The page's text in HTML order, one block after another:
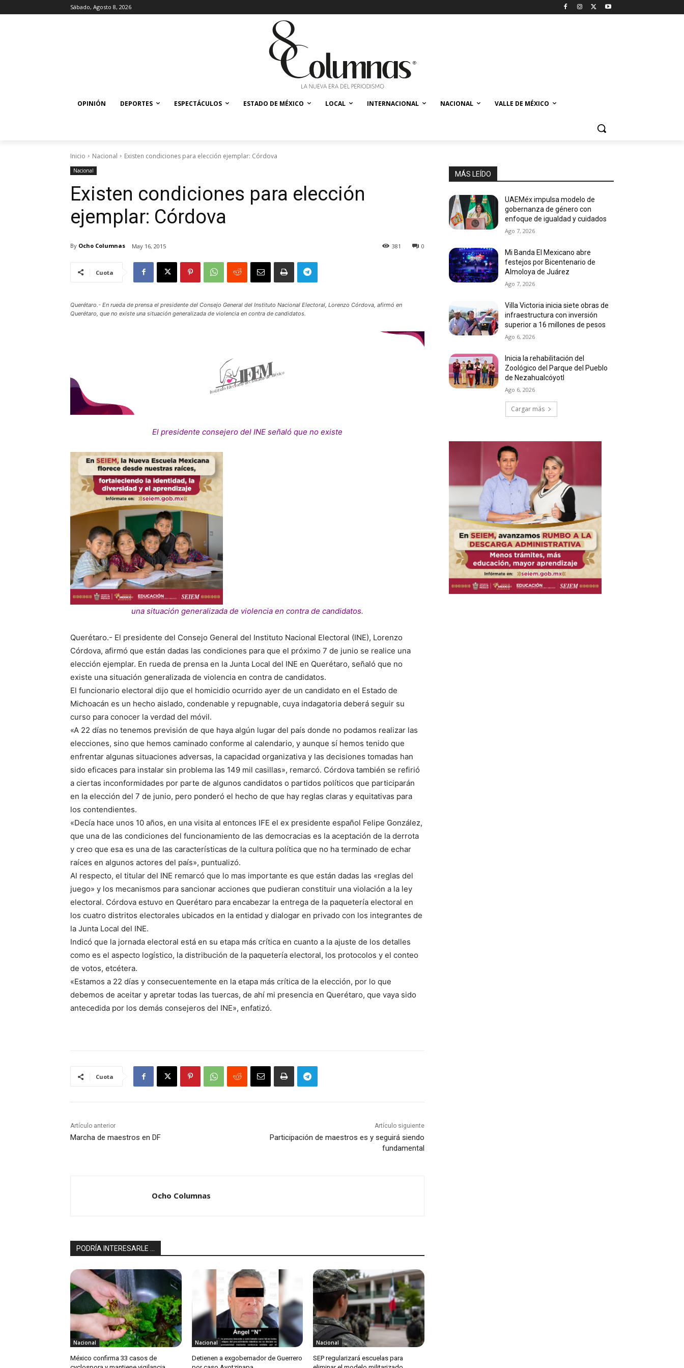
Sábado, Agosto 8, 2026
OPINIÓN DEPORTES ESPECTÁCULOS ESTADO DE MÉXICO LOCAL INTERNACIONAL NACIONAL VALLE DE MÉXICO
Inicio Nacional Existen condiciones para elección ejemplar: Córdova
Nacional
Existen condiciones para elección
ejemplar: Córdova
By Ocho Columnas May 16, 2015 0
381
Cuota
Querétaro.- En rueda de prensa el presidente del Consejo General del Instituto Nacional Electoral, Lorenzo Córdova, afirmó en
Querétaro, que no existe una situación generalizada de violencia en contra de candidatos.
El presidente consejero del INE señaló que no existe
una situación generalizada de violencia en contra de candidatos.
Querétaro.- El presidente del Consejo General del Instituto Nacional Electoral (INE), Lorenzo
Córdova, afirmó que están dadas las condiciones para que el próximo 7 de junio se realice una
elección ejemplar. En rueda de prensa en la Junta Local del INE en Querétaro, señaló que no
existe una situación generalizada de violencia en contra de candidatos.
El funcionario electoral dijo que el homicidio ocurrido ayer de un candidato en el Estado de
Michoacán es un hecho aislado, condenable y repugnable, cuya indagatoria deberá seguir su
curso para conocer la verdad del móvil.
«A 22 días no tenemos previsión de que haya algún lugar del país donde no podamos realizar las
elecciones, sino que hemos caminado conforme al calendario, y aunque sí hemos tenido que
enfrentar algunas situaciones adversas, la capacidad organizativa y las decisiones tomadas han
sido eficaces para instalar sin problema las 149 mil casillas», remarcó. Córdova también se refirió
a ciertas inconformidades por parte de algunos candidatos o partidos políticos que participarán
en la elección del 7 de junio, pero ponderó el hecho de que hay reglas claras y equitativas para
los contendientes.
«Decía hace unos 10 años, en una visita al entonces IFE el ex presidente español Felipe González,
que una de las condiciones del funcionamiento de las democracias es la aceptación de la derrota
y creo que esa es una de las características de la cultura política que no ha terminado de echar
raíces en algunos actores del país», puntualizó.
Al respecto, el titular del INE remarcó que lo mas importante es que están dadas las «reglas del
juego» y los mecanismos para sancionar acciones que pudieran constituir una violación a la ley
electoral. Córdova estuvo en Querétaro para encabezar la entrega de la paquetería electoral en
los cuatro distritos electorales ubicados en la entidad y dialogar en privado con los integrantes de
la Junta Local del INE.
Indicó que la jornada electoral está en su etapa más crítica en cuanto a la ajuste de los detalles
como es el aspecto logístico, la distribución de la paquetería electoral, los protocolos y el conteo
de votos, etcétera.
«Estamos a 22 días y consecuentemente en la etapa más crítica de la elección, por lo que
debemos de aceitar y apretar todas las tuercas, de ahí mi presencia en Querétaro, que vaya sido
antecedida por los demás consejeros del INE», enfatizó.
Cuota
Artículo anterior
Marcha de maestros en DF
Artículo siguiente
Participación de maestros es y seguirá siendo
fundamental
Ocho Columnas
PODRÍA INTERESARLE ...
Nacional
México confirma 33 casos de
Nacional
Detienen a exgobernador de Guerrero
Nacional
SEP regularizará escuelas para
MÁS LEÍDO
UAEMéx impulsa modelo de
gobernanza de género con
enfoque de igualdad y cuidados
Ago 7, 2026
Mi Banda El Mexicano abre
festejos por Bicentenario de
Almoloya de Juárez
Ago 7, 2026
Villa Victoria inicia siete obras de
infraestructura con inversión
superior a 16 millones de pesos
Ago 6, 2026
Inicia la rehabilitación del
Zoológico del Parque del Pueblo
de Nezahualcóyotl
Ago 6, 2026
Cargar más